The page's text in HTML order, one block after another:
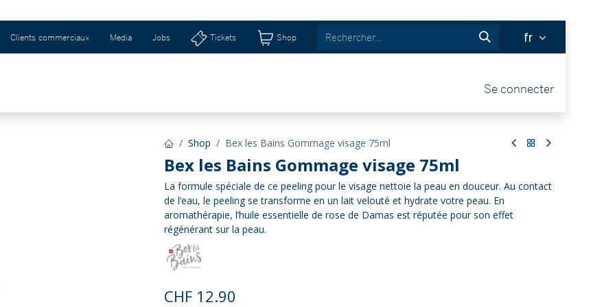
Clients commerciaux Media Jobs Tickets Shop fr
Se connecter
Shop Bex les Bains Gommage visage 75ml
Bex les Bains Gommage visage 75ml
La formule spéciale de ce peeling pour le visage nettoie la peau en douceur. Au contact
de l’eau, le peeling se transforme en un lait velouté et hydrate votre peau. En
aromathérapie, l’huile essentielle de rose de Damas est réputée pour son effet
régénérant sur la peau.
CHF 12.90